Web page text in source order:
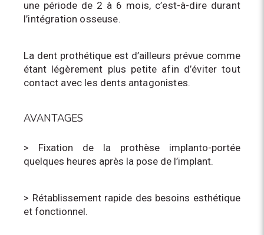
une période de 2 à 6 mois, c’est-à-dire durant
l’intégration osseuse.
La dent prothétique est d’ailleurs prévue comme
étant légèrement plus petite afin d’éviter tout
contact avec les dents antagonistes.
AVANTAGES
> Fixation de la prothèse implanto-portée
quelques heures après la pose de l’implant.
> Rétablissement rapide des besoins esthétique
et fonctionnel.